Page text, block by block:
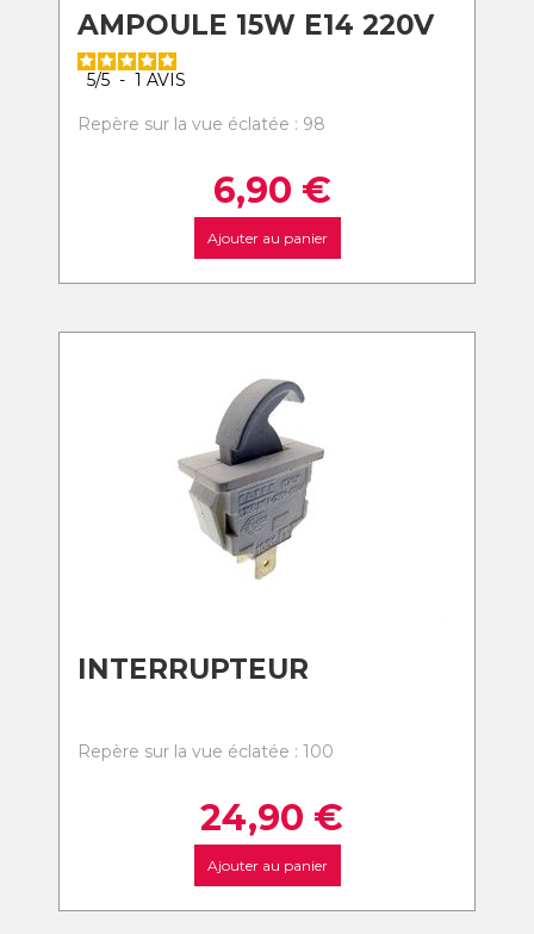
AMPOULE 15W E14 220V
5/5 - 1 AVIS
Repère sur la vue éclatée : 98
6,90 €
Ajouter au panier
INTERRUPTEUR
Repère sur la vue éclatée : 100
24,90 €
Ajouter au panier